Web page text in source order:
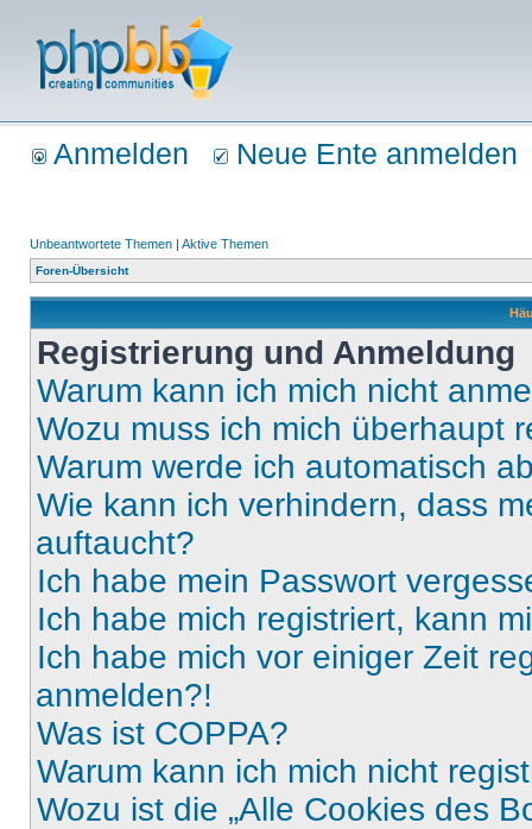
Anmelden Neue Ente anmelden
Unbeantwortete Themen | Aktive Themen
Foren-Übersicht
Registrierung und Anmeldung
Warum kann ich mich nicht
Wozu muss ich mich überhaupt
Warum werde ich automatisch
Wie kann ich verhindern, dass
auftaucht?
Ich habe mein Passwort
Ich habe mich registriert, kann
Ich habe mich vor einiger Zeit
anmelden?!
Was ist COPPA?
Warum kann ich mich nicht
Wozu ist die „Alle Cookies des